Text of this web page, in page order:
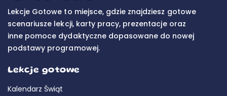
Lekcje Gotowe to miejsce, gdzie znajdziesz gotowe
scenariusze lekcji, karty pracy, prezentacje oraz
inne pomoce dydaktyczne dopasowane do nowej
podstawy programowej.
Lekcje gotowe
Kalendarz Świąt